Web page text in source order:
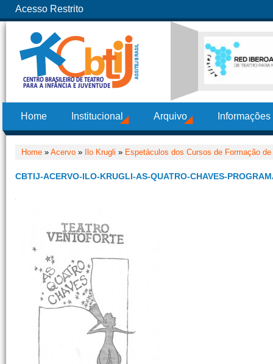
Acesso Restrito
Home Institucional Arquivo
Home » Acervo » Ilo Krugli » Espetáculos dos Cursos de Formação de
CBTIJ-ACERVO-ILO-KRUGLI-AS-QUATRO-CHAVES-